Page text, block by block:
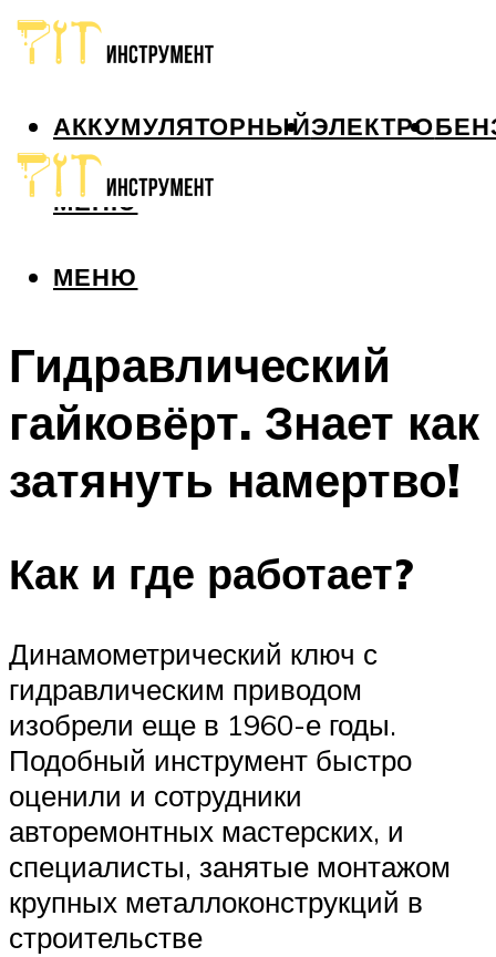
АККУМУЛЯТОРНЫЙЭЛЕКТРО
МЕНЮ
МЕНЮ
Гидравлический
гайковёрт. Знает как
затянуть намертво!
Как и где работает?
Динамометрический ключ с
гидравлическим приводом
изобрели еще в 1960-е годы.
Подобный инструмент быстро
оценили и сотрудники
авторемонтных мастерских, и
специалисты, занятые монтажом
крупных металлоконструкций в
строительстве